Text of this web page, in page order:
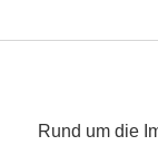
Rund um die